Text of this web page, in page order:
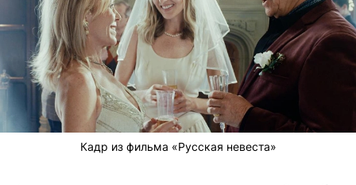
Кадр из фильма «Русская невеста»